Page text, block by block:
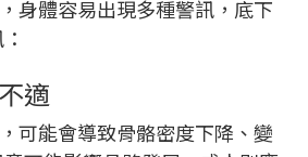
身體容易出現多種警訊，底下
適
可能會導致骨骼密度下降、變